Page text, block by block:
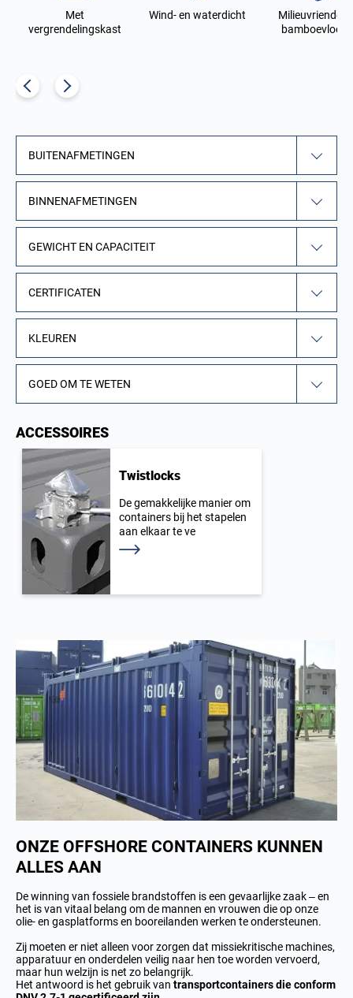
Met
vergrendelingskast
Wind- en waterdicht
BUITENAFMETINGEN
BINNENAFMETINGEN
GEWICHT EN CAPACITEIT
CERTIFICATEN
KLEUREN
GOED OM TE WETEN
ACCESSOIRES
Twistlocks
De gemakkelijke manier om
containers bij het stapelen
aan elkaar te ve
Lees meer
ONZE OFFSHORE CONTAINERS KUNNEN
ALLES AAN
De winning van fossiele brandstoffen is een gevaarlijke zaak – en
het is van vitaal belang om de mannen en vrouwen die op onze
olie- en gasplatforms en booreilanden werken te ondersteunen.
Zij moeten er niet alleen voor zorgen dat missiekritische machines,
apparatuur en onderdelen veilig naar hen toe worden vervoerd,
maar hun welzijn is net zo belangrijk.
Het antwoord is het gebruik van transportcontainers die conform